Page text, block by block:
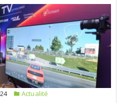
Actualité